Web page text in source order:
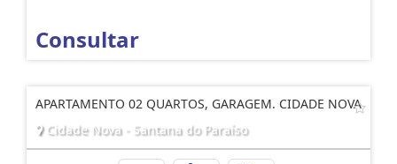
Consultar
APARTAMENTO 02 QUARTOS, GARAGEM. CIDADE NOVA
Cidade Nova - Santana do Paraíso